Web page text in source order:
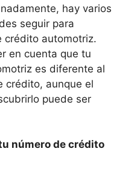
hay varios
seguir para
crédito automotriz.
en cuenta que tu
es diferente al
crédito, aunque el
puede ser
número de crédito